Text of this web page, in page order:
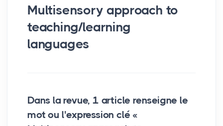
Multisensory approach to
teaching/learning
languages
Dans la revue, 1 article renseigne le
mot ou l'expression clé «